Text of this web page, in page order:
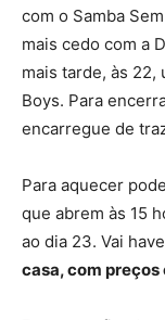
com o Samba
mais cedo com a
mais tarde, às
Boys. Para
encarregue de
Para aquecer
que abrem às 15
ao dia 23. Vai
casa, com preços